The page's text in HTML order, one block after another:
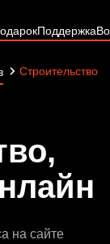
Поддержка
Строительство
на сайте